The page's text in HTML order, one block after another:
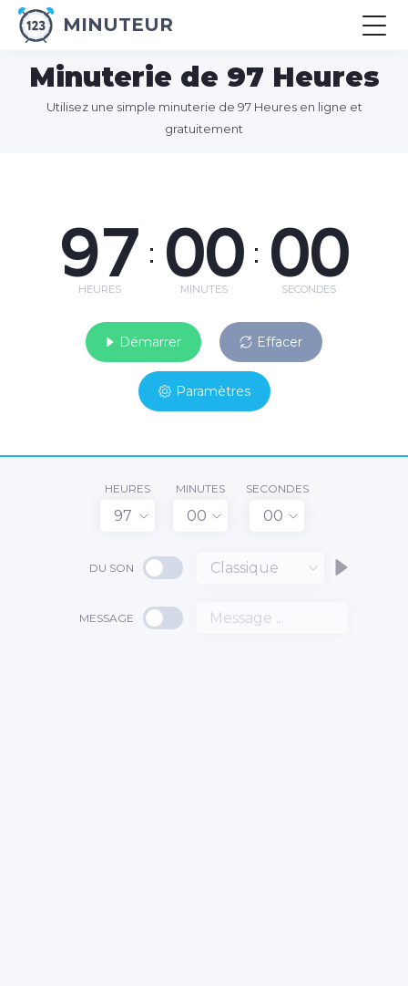
MINUTEUR
Minuterie de 97 Heures
Utilisez une simple minuterie de 97 Heures en ligne et
gratuitement
97
HEURES
: 00
MINUTES
: 00
SECONDES
Démarrer Effacer
Paramètres
HEURES
97
MINUTES
00
SECONDES
00
DU SON Classique
MESSAGE